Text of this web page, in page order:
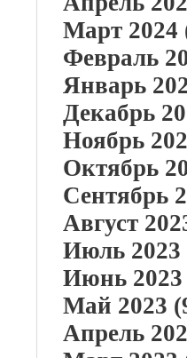
Март 2024
Февраль
Январь
Декабрь
Ноябрь
Октябрь
Сентябрь
Август
Июль 2023
Июнь 2023
Май 2023
Апрель